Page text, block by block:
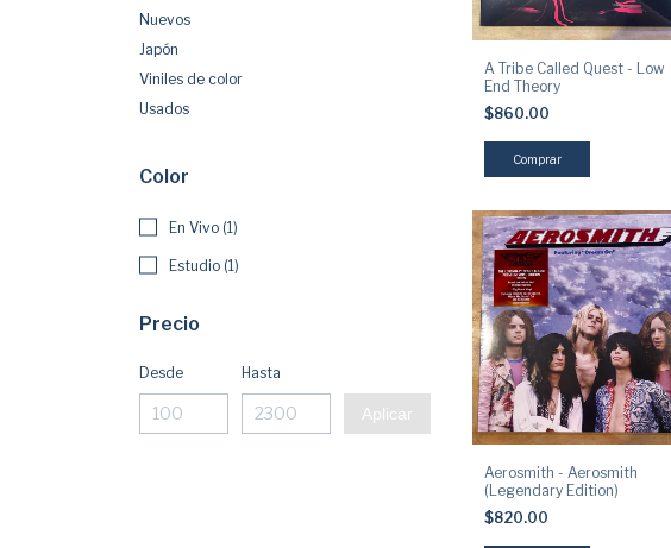
Nuevos
Japón
Viniles de color
Usados
Color
En Vivo (1)
Estudio (1)
Precio
Desde Hasta
Aplicar
A Tribe Called Quest - Low
End Theory
$860.00
Aerosmith - Aerosmith
(Legendary Edition)
$820.00